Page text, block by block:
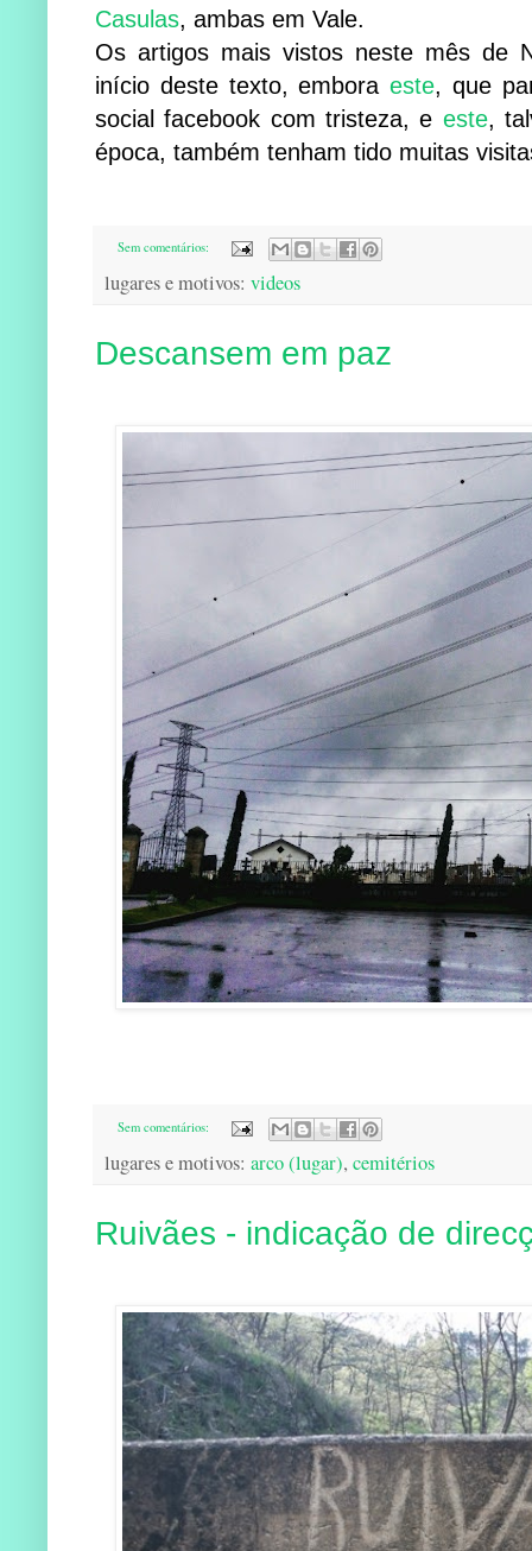
Casulas, ambas em Vale.
Os artigos mais vistos neste mês de
início deste texto, emboraeste, que
social facebook com tristeza, e este,
época, também tenham tido muitas
Sem comentários:
lugares e motivos: videos
Descansem em paz
Sem comentários:
lugares e motivos: arco (lugar), cemitérios
Ruivães - indicação de